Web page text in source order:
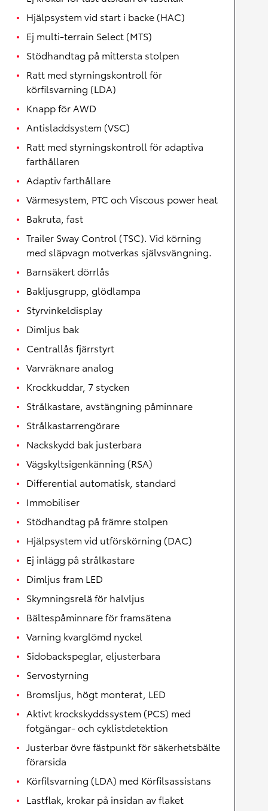
Hjälpsystem vid start i backe (HAC)
Ej multi-terrain Select (MTS)
Stödhandtag på mittersta stolpen
Ratt med styrningskontroll för
körfilsvarning (LDA)
Knapp för AWD
Antisladdsystem (VSC)
Ratt med styrningskontroll för adaptiva
farthållaren
Adaptiv farthållare
Värmesystem, PTC och Viscous power heat
Bakruta, fast
Trailer Sway Control (TSC). Vid körning
med släpvagn motverkas självsvängning.
Barnsäkert dörrlås
Bakljusgrupp, glödlampa
Styrvinkeldisplay
Dimljus bak
Centrallås fjärrstyrt
Varvräknare analog
Krockkuddar, 7 stycken
Strålkastare, avstängning påminnare
Strålkastarrengörare
Nackskydd bak justerbara
Vägskyltsigenkänning (RSA)
Differential automatisk, standard
Immobiliser
Stödhandtag på främre stolpen
Hjälpsystem vid utförskörning (DAC)
Ej inlägg på strålkastare
Dimljus fram LED
Skymningsrelä för halvljus
Bältespåminnare för framsätena
Varning kvarglömd nyckel
Sidobackspeglar, eljusterbara
Servostyrning
Bromsljus, högt monterat, LED
Aktivt krockskyddssystem (PCS) med
fotgängar- och cyklistdetektion
Justerbar övre fästpunkt för säkerhetsbälte
förarsida
Körfilsvarning (LDA) med Körfilsassistans
Lastflak, krokar på insidan av flaket